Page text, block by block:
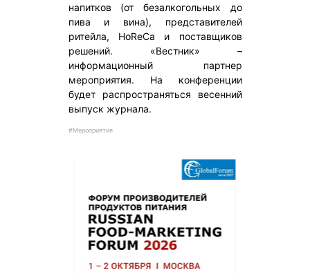
напитков (от безалкогольных до
пива и вина), представителей
ритейла, HoReCa и поставщиков
решений. «Вестник» –
информационный партнер
мероприятия. На конференции
будет распространяться весенний
выпуск журнала.
#Мероприятия